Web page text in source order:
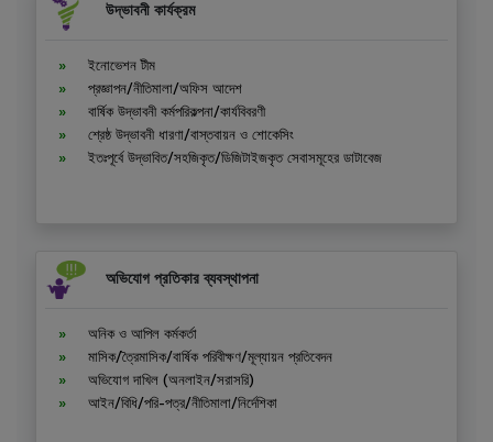
উদ্ভাবনী কার্যক্রম
ইনোভেশন টীম
প্রজ্ঞাপন/নীতিমালা/অফিস আদেশ
বার্ষিক উদ্ভাবনী কর্মপরিকল্পনা/কার্যবিবরণী
শ্রেষ্ঠ উদ্ভাবনী ধারণা/বাস্তবায়ন ও শোকেসিং
ইতঃপূর্বে উদ্ভাবিত/সহজিকৃত/ডিজিটাইজকৃত সেবাসমূহের ডাটাবেজ
অভিযোগ প্রতিকার ব্যবস্থাপনা
অনিক ও আপিল কর্মকর্তা
মাসিক/ত্রৈমাসিক/বার্ষিক পরিবীক্ষণ/মূল্যায়ন প্রতিবেদন
অভিযোগ দাখিল (অনলাইন/সরাসরি)
আইন/বিধি/পরি-পত্র/নীতিমালা/নির্দেশিকা